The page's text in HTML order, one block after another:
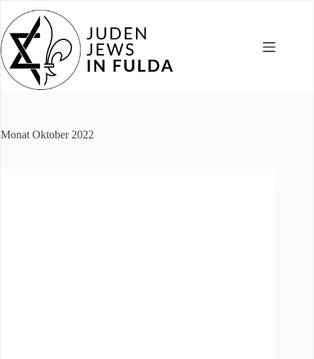
Inhalt
springen
Monat Oktober 2022